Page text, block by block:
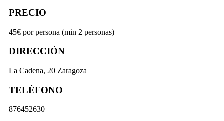
PRECIO
45€ por persona (min 2 personas)
DIRECCIÓN
La Cadena, 20 Zaragoza
TELÉFONO
876452630